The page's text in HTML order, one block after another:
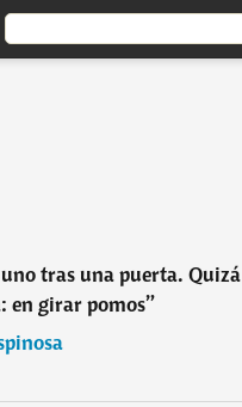
tras una puerta. Quizá
en girar pomos”